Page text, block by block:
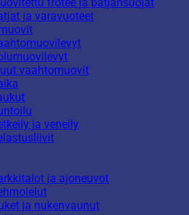
ja varavuoteet
vaahtomuovit
ja veneily
ja ajoneuvot
ja nukenvaunut